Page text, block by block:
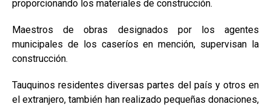
proporcionando los materiales de construcción.
Maestros de obras designados por los agentes
municipales de los caseríos en mención, supervisan la
construcción.
Tauquinos residentes diversas partes del país y otros en
el extranjero, también han realizado pequeñas donaciones,